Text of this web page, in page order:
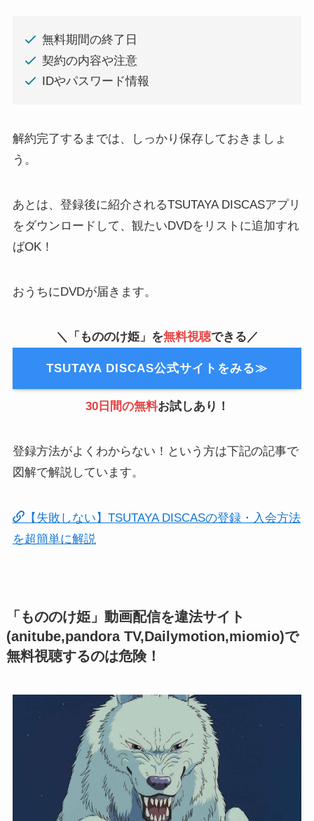
無料期間の終了日
契約の内容や注意
IDやパスワード情報
解約完了するまでは、しっかり保存しておきましょ
う。
あとは、登録後に紹介されるTSUTAYA DISCASアプリ
をダウンロードして、観たいDVDをリストに追加すれ
ばOK！
おうちにDVDが届きます。
＼「もののけ姫」を無料視聴できる／
TSUTAYA DISCAS公式サイトをみる≫
30日間の無料お試しあり！
登録方法がよくわからない！という方は下記の記事で
図解で解説しています。
【失敗しない】TSUTAYA DISCASの登録・入会方法
を超簡単に解説
「もののけ姫」動画配信を違法サイト
(anitube,pandora TV,Dailymotion,miomio)で
無料視聴するのは危険！